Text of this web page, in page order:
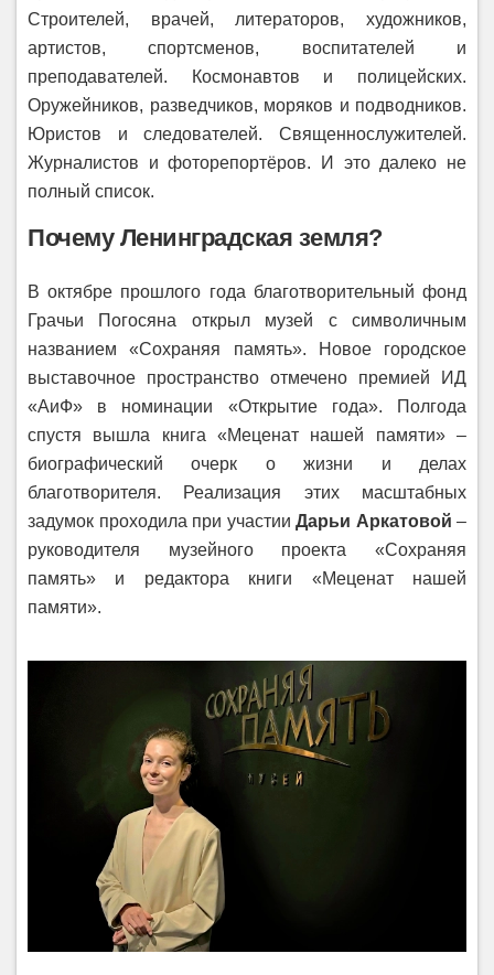
Строителей, врачей, литераторов, художников,
артистов, спортсменов, воспитателей и
преподавателей. Космонавтов и полицейских.
Оружейников, разведчиков, моряков и подводников.
Юристов и следователей. Священнослужителей.
Журналистов и фоторепортёров. И это далеко не
полный список.
Почему Ленинградская земля?
В октябре прошлого года благотворительный фонд
Грачьи Погосяна открыл музей с символичным
названием «Сохраняя память». Новое городское
выставочное пространство отмечено премией ИД
«АиФ» в номинации «Открытие года». Полгода
спустя вышла книга «Меценат нашей памяти» –
биографический очерк о жизни и делах
благотворителя. Реализация этих масштабных
задумок проходила при участии Дарьи Аркатовой –
руководителя музейного проекта «Сохраняя
память» и редактора книги «Меценат нашей
памяти».